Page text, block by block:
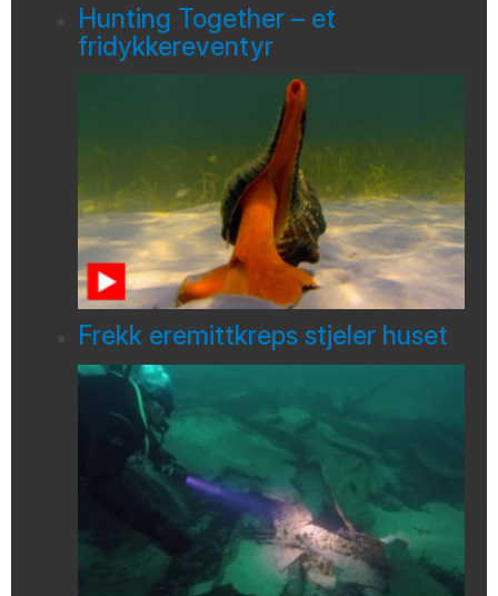
Hunting Together – et
fridykkereventyr
Frekk eremittkreps stjeler huset